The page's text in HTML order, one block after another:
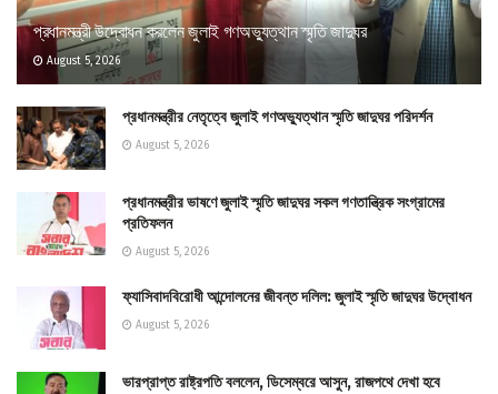
প্রধানমন্ত্রী উদ্বোধন করলেন জুলাই গণঅভ্যুত্থান স্মৃতি জাদুঘর
August 5, 2026
প্রধানমন্ত্রীর নেতৃত্বে জুলাই গণঅভ্যুত্থান স্মৃতি জাদুঘর পরিদর্শন
August 5, 2026
প্রধানমন্ত্রীর ভাষণে জুলাই স্মৃতি জাদুঘর সকল গণতান্ত্রিক সংগ্রামের
প্রতিফলন
August 5, 2026
ফ্যাসিবাদবিরোধী আন্দোলনের জীবন্ত দলিল: জুলাই স্মৃতি জাদুঘর উদ্বোধন
August 5, 2026
ভারপ্রাপ্ত রাষ্ট্রপতি বললেন, ডিসেম্বরে আসুন, রাজপথে দেখা হবে